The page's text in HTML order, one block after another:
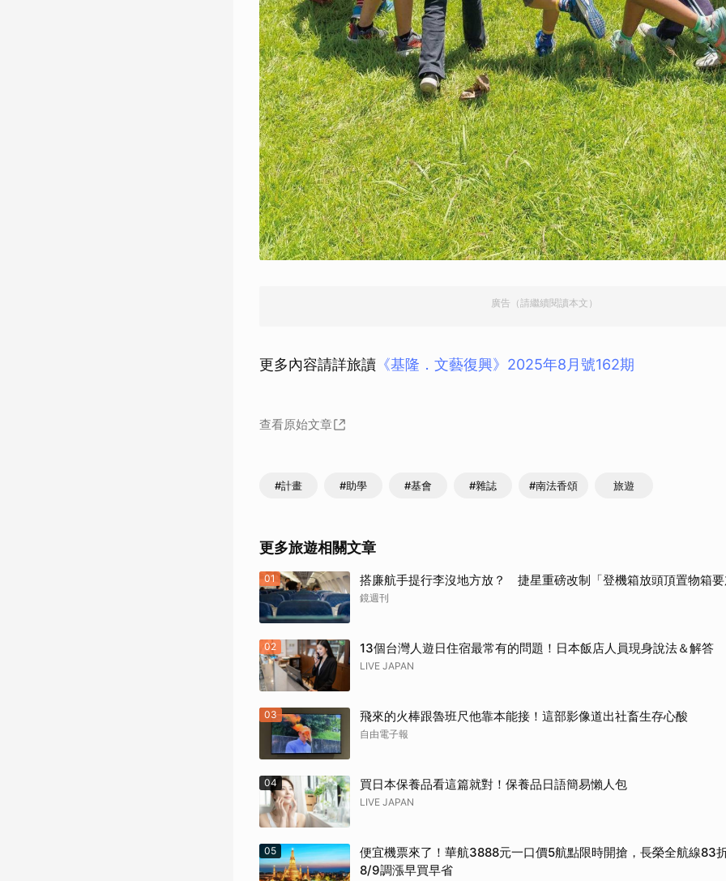
廣告（請繼續閱讀本文）
更多內容請詳旅讀 《基隆．文藝復興》2025年8月號162期
查看原始文章
#計畫 #助學 #基會 #雜誌 #南法香頌 旅遊
更多旅遊相關文章
01 搭廉航手提行李沒地方放？ 捷星重磅改制「登機箱放頭頂置物箱
鏡週刊
02 13個台灣人遊日住宿最常有的問題！日本飯店人員現身說法＆解答
LIVE JAPAN
03 飛來的火棒跟魯班尺他靠本能接！這部影像道出社畜生存心酸
自由電子報
04 買日本保養品看這篇就對！保養品日語簡易懶人包
LIVE JAPAN
05
便宜機票來了！華航3888元一口價5航點限時開搶，長榮全航線83
8/9調漲早買早省
取消